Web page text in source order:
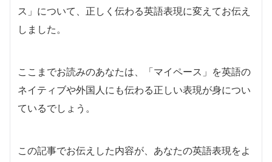
ス」について、正しく伝わる英語表現に変えてお伝え
しました。
ここまでお読みのあなたは、「マイペース」を英語の
ネイティブや外国人にも伝わる正しい表現が身につい
ているでしょう。
この記事でお伝えした内容が、あなたの英語表現をよ